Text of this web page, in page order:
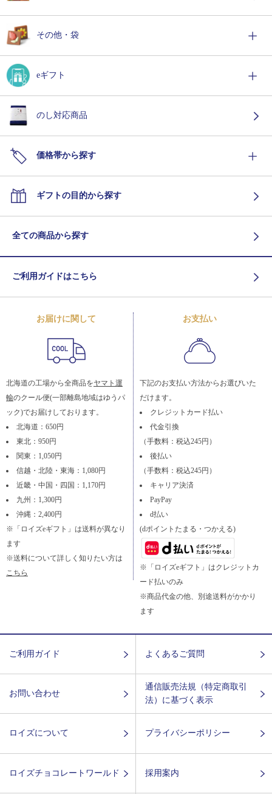
その他・袋
eギフト
のし対応商品
価格帯から探す
ギフトの目的から探す
全ての商品から探す
ご利用ガイドはこちら
お届けに関して
北海道の工場から全商品をヤマト運
輸のクール便(一部離島地域はゆうパ
ック)でお届けしております。
北海道：650円
東北：950円
関東：1,050円
信越・北陸・東海：1,080円
近畿・中国・四国：1,170円
九州：1,300円
沖縄：2,400円
※「ロイズeギフト」は送料が異なり
ます
※送料について詳しく知りたい方は
こちら
お支払い
下記のお支払い方法からお選びいた
だけます。
クレジットカード払い
代金引換
（手数料：税込245円）
後払い
（手数料：税込245円）
キャリア決済
PayPay
d払い
(dポイントたまる・つかえる)
※「ロイズeギフト」はクレジットカ
ード払いのみ
※商品代金の他、別途送料がかかり
ます
ご利用ガイド よくあるご質問
お問い合わせ
通信販売法規（特定商取引
法）に基づく表示
ロイズについて プライバシーポリシー
ロイズチョコレートワールド 採用案内